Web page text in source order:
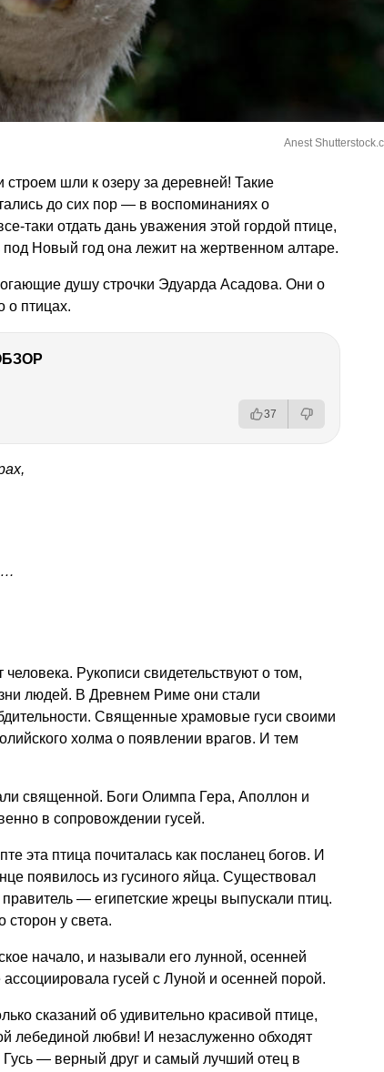
Anest
строем шли к озеру за деревней! Такие
до сих пор — в воспоминаниях о
таки отдать дань уважения этой гордой птице,
под Новый год она лежит на жертвенном алтаре.
душу строчки Эдуарда Асадова. Они о
о птицах.
37
Рукописи свидетельствуют о том,
людей. В Древнем Риме они стали
Священные храмовые гуси своими
холма о появлении врагов. И тем
священной. Боги Олимпа Гера, Аполлон и
в сопровождении гусей.
эта птица почиталась как посланец богов. И
появилось из гусиного яйца. Существовал
— египетские жрецы выпускали птиц.
сторон у света.
начало, и называли его лунной, осенней
гусей с Луной и осенней порой.
сказаний об удивительно красивой птице,
лебединой любви! И незаслуженно обходят
— верный друг и самый лучший отец в